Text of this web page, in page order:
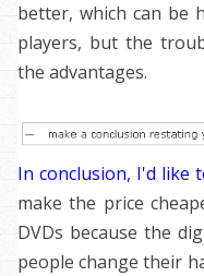
better, which can be
players, but the
the advantages.
In conclusion, I'd like
make the price
DVDs because the
people change their